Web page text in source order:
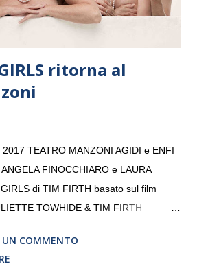
ritorna al
TEATRO MANZONI AGIDI e ENFI
FINOCCHIARO e LAURA
di TIM FIRTH basato sul film
TOWHIDE & TIM FIRTH
UN COMMENTO